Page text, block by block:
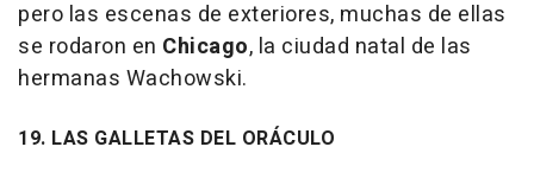
pero las escenas de exteriores, muchas de ellas
se rodaron en Chicago, la ciudad natal de las
hermanas Wachowski.
19. LAS GALLETAS DEL ORÁCULO